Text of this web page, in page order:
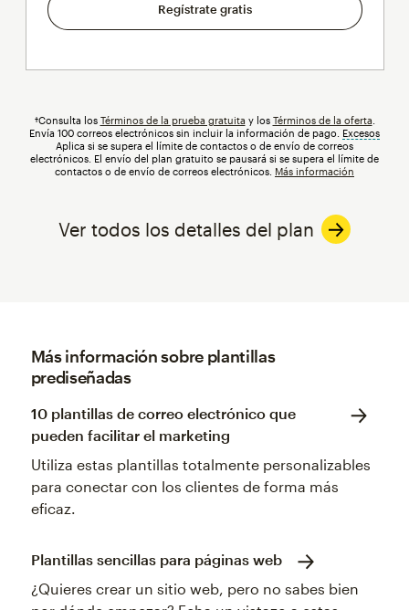
Regístrate gratis
†Consulta los Términos de la prueba gratuita y los Términos de la oferta
Envía 100 correos electrónicos sin incluir la información de pago.
Excesos
Aplica si se supera el límite de contactos o de envío de correos
electrónicos. El envío del plan gratuito se pausará si se supera el límite de
contactos o de envío de correos electrónicos. Más información
Ver todos los detalles del plan
Más información sobre plantillas
prediseñadas
10 plantillas de correo electrónico que
pueden facilitar el marketing
Utiliza estas plantillas totalmente personalizables
para conectar con los clientes de forma más
eficaz.
Plantillas sencillas para páginas web
¿Quieres crear un sitio web, pero no sabes bien